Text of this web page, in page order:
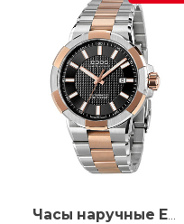
Часы наручные Epos 3443 3443.132.34.15.44